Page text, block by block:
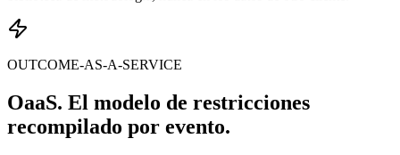
OUTCOME-AS-A-SERVICE
OaaS. El modelo de restricciones
recompilado por evento.